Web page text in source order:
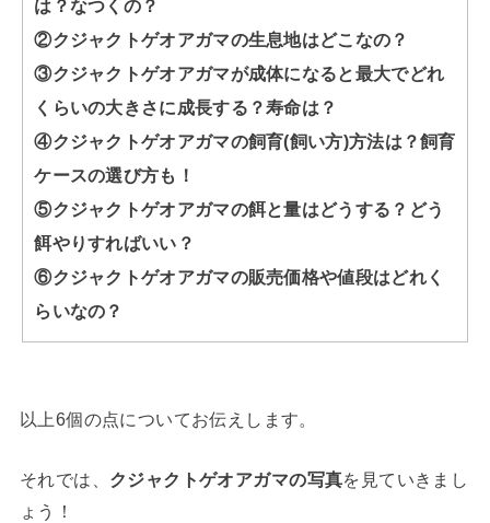
は？なつくの？
②クジャクトゲオアガマの生息地はどこなの？
③クジャクトゲオアガマが成体になると最大でどれ
くらいの大きさに成長する？寿命は？
④クジャクトゲオアガマの飼育(飼い方)方法は？飼育
ケースの選び方も！
⑤クジャクトゲオアガマの餌と量はどうする？どう
餌やりすればいい？
⑥クジャクトゲオアガマの販売価格や値段はどれく
らいなの？
以上6個の点についてお伝えします。
それでは、 クジャクトゲオアガマの写真を見ていきまし
ょう！